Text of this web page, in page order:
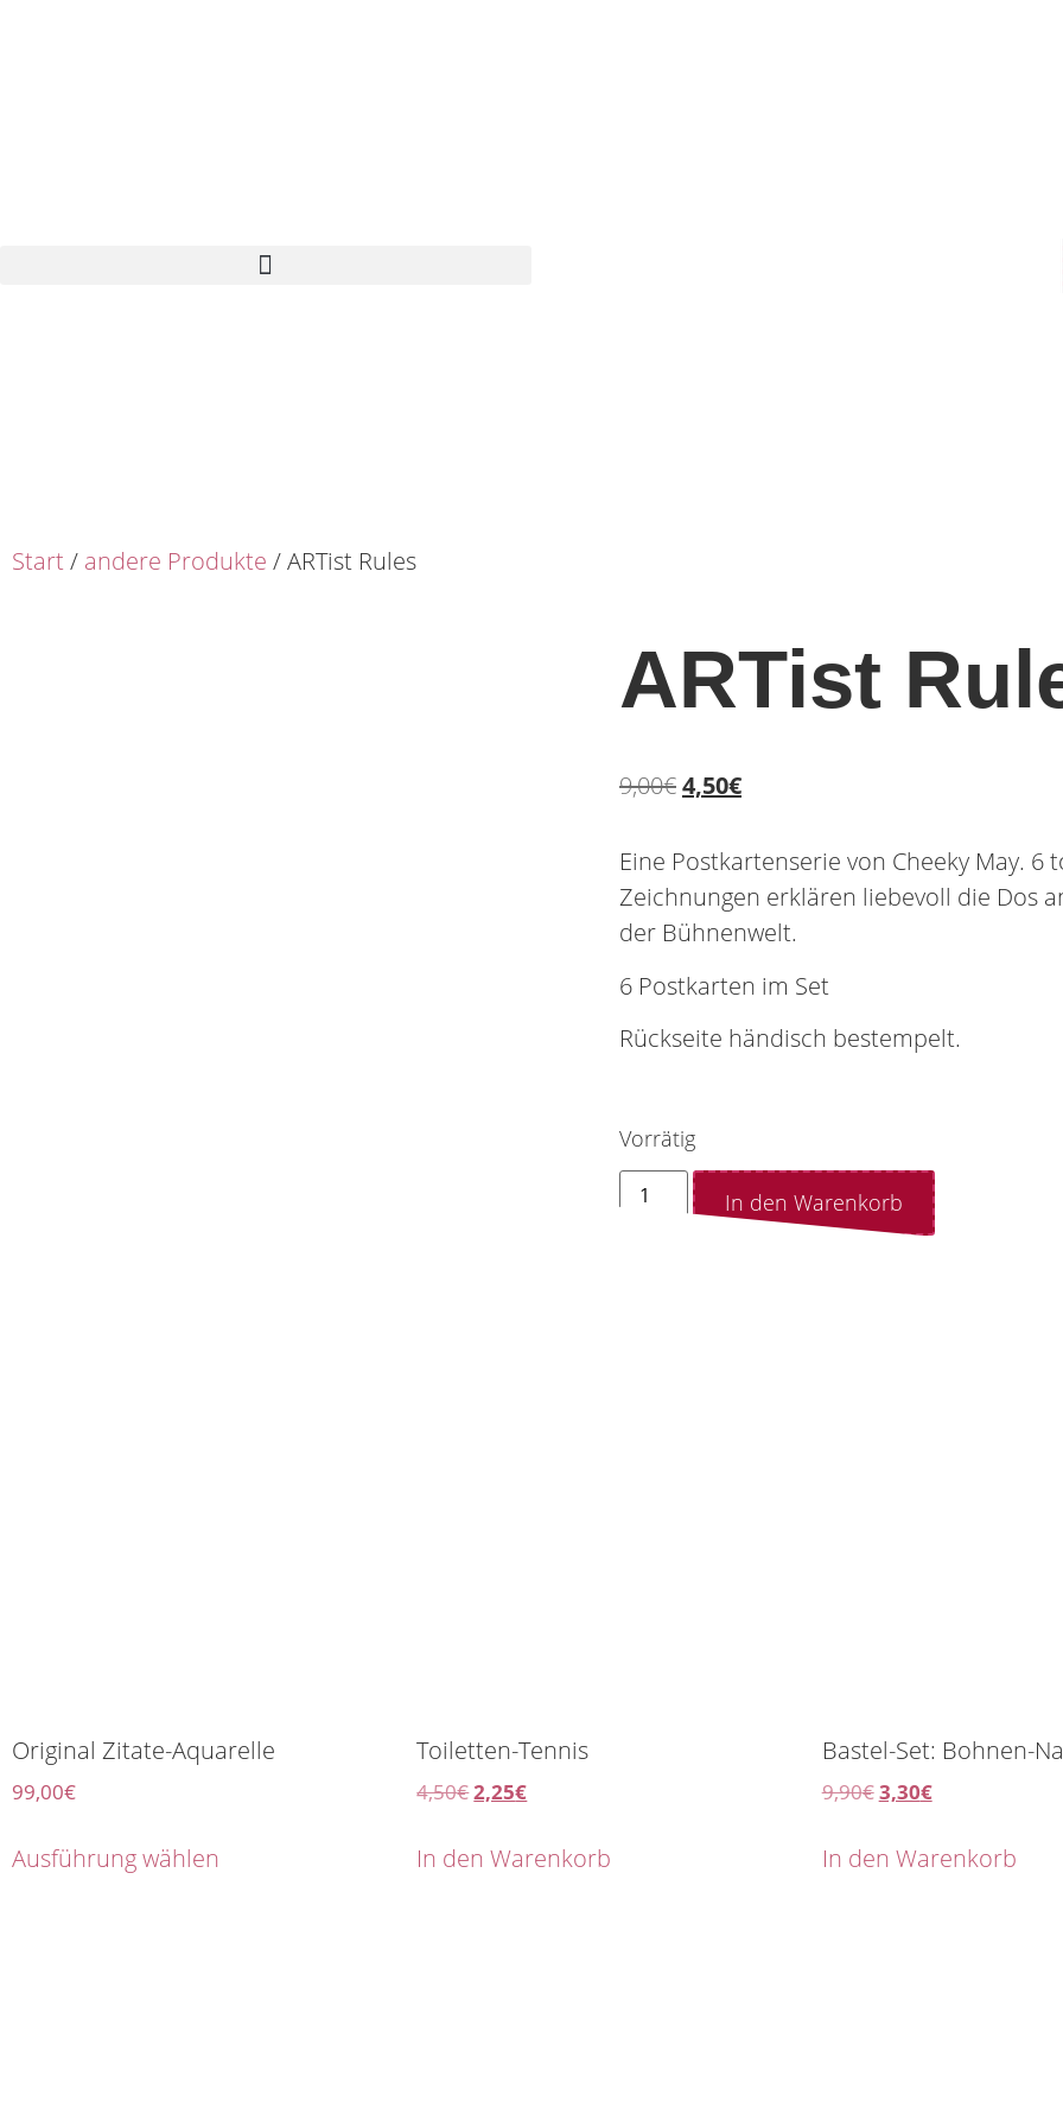
Start/ andere Produkte / ARTist Rules
ARTist
9,00€4,50€
Eine Postkartenserie von Cheeky May. 6
Zeichnungen erklären liebevoll die Dos
der Bühnenwelt.
6 Postkarten im Set
Rückseite händisch bestempelt.
Vorrätig
In den Warenkorb
Original Zitate-Aquarelle
99,00€
Ausführung wählen
Toiletten-Tennis
4,50€2,25€
In den Warenkorb
Bastel-Set: Bohnen-
9,90€3,30€
In den Warenkorb